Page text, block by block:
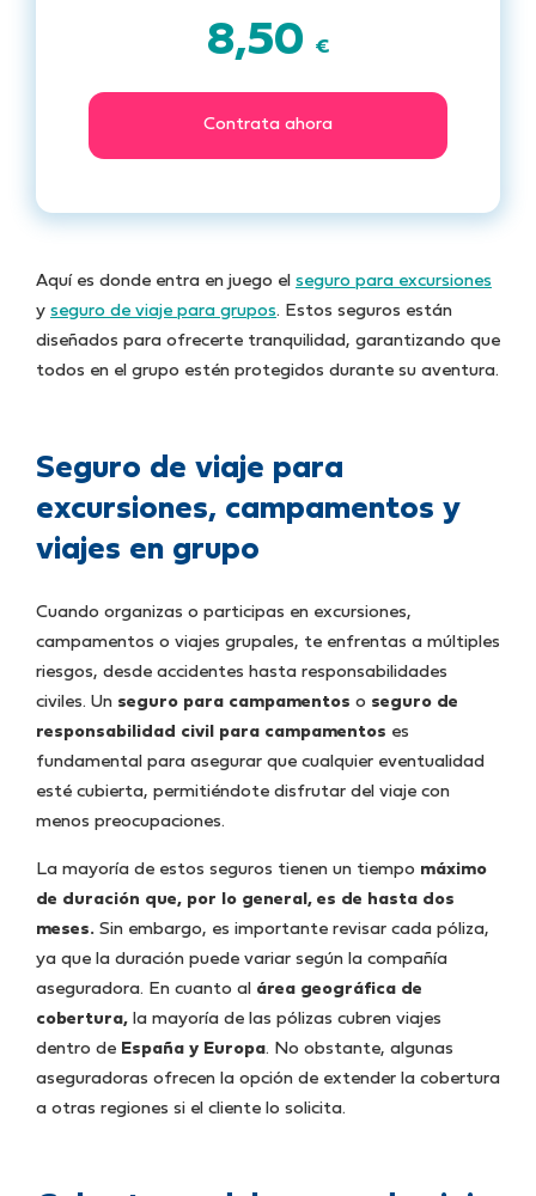
8,50 €
Contrata ahora
Aquí es donde entra en juego el seguro para excursiones
y seguro de viaje para grupos. Estos seguros están
diseñados para ofrecerte tranquilidad, garantizando que
todos en el grupo estén protegidos durante su aventura.
Seguro de viaje para
excursiones, campamentos y
viajes en grupo
Cuando organizas o participas en excursiones,
campamentos o viajes grupales, te enfrentas a múltiples
riesgos, desde accidentes hasta responsabilidades
civiles. Un seguro para campamentos o seguro de
responsabilidad civil para campamentos es
fundamental para asegurar que cualquier eventualidad
esté cubierta, permitiéndote disfrutar del viaje con
menos preocupaciones.
La mayoría de estos seguros tienen un tiempo máximo
de duración que, por lo general, es de hasta dos
meses. Sin embargo, es importante revisar cada póliza,
ya que la duración puede variar según la compañía
aseguradora. En cuanto al
área geográfica de
cobertura, la mayoría de las pólizas cubren viajes
dentro de España y Europa. No obstante, algunas
aseguradoras ofrecen la opción de extender la cobertura
a otras regiones si el cliente lo solicita.